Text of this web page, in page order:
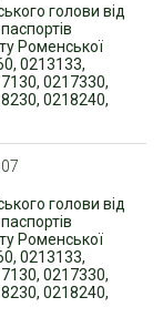
голови від
Роменської
0213133,
0217330,
0218240,
голови від
Роменської
0213133,
0217330,
0218240,